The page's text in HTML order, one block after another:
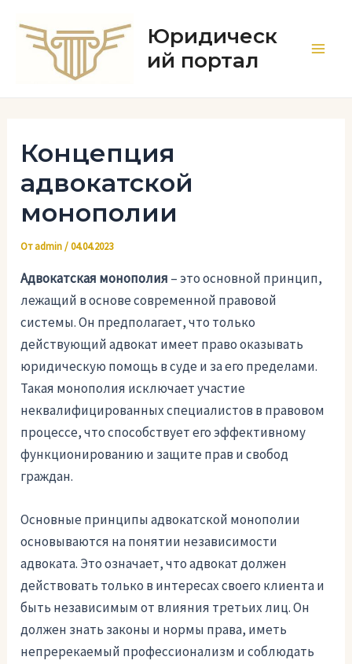
содержимому
Юридическ
ий портал
Концепция
адвокатской
монополии
Отadmin/04.04.2023
Адвокатская монополия – это основной принцип,
лежащий в основе современной правовой
системы. Он предполагает, что только
действующий адвокат имеет право оказывать
юридическую помощь в суде и за его пределами.
Такая монополия исключает участие
неквалифицированных специалистов в правовом
процессе, что способствует его эффективному
функционированию и защите прав и свобод
граждан.
Основные принципы адвокатской монополии
основываются на понятии независимости
адвоката. Это означает, что адвокат должен
действовать только в интересах своего клиента и
быть независимым от влияния третьих лиц. Он
должен знать законы и нормы права, иметь
непререкаемый профессионализм и соблюдать